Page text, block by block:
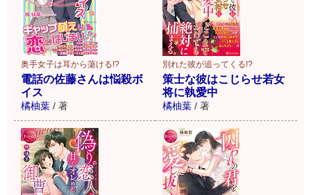
奥手女子は耳から蕩ける!?
電話の佐藤さんは悩殺ボ
イス
橘柚葉 / 著
別れた彼が追ってくる!?
策士な彼はこじらせ若女
将に執愛中
橘柚葉 / 著